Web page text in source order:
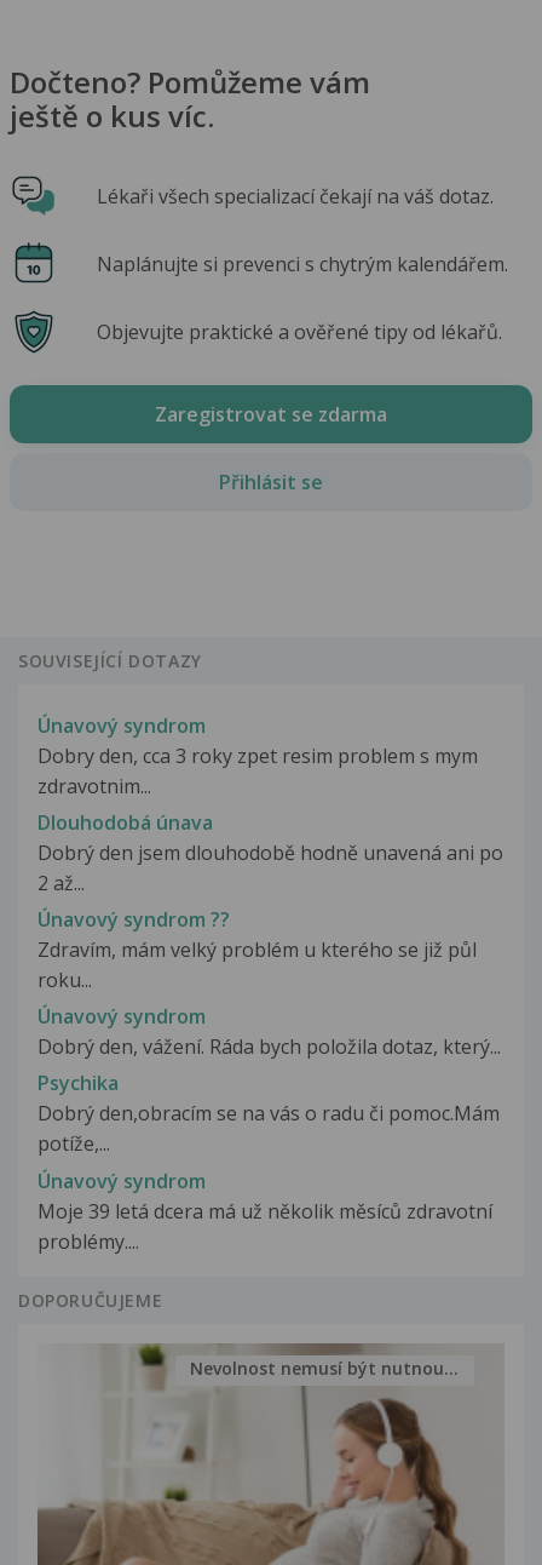
Dočteno? Pomůžeme vám
ještě o kus víc.
Lékaři všech specializací čekají na váš dotaz.
Naplánujte si prevenci s chytrým kalendářem.
Objevujte praktické a ověřené tipy od lékařů.
Zaregistrovat se zdarma
Přihlásit se
SOUVISEJÍCÍ DOTAZY
Únavový syndrom
Dobry den, cca 3 roky zpet resim problem s mym
zdravotnim...
Dlouhodobá únava
Dobrý den jsem dlouhodobě hodně unavená ani po
2 až...
Únavový syndrom ??
Zdravím, mám velký problém u kterého se již půl
roku...
Únavový syndrom
Dobrý den, vážení. Ráda bych položila dotaz, který...
Psychika
Dobrý den,obracím se na vás o radu či pomoc.Mám
potíže,...
Únavový syndrom
Moje 39 letá dcera má už několik měsíců zdravotní
problémy....
DOPORUČUJEME
Nevolnost nemusí být nutnou...